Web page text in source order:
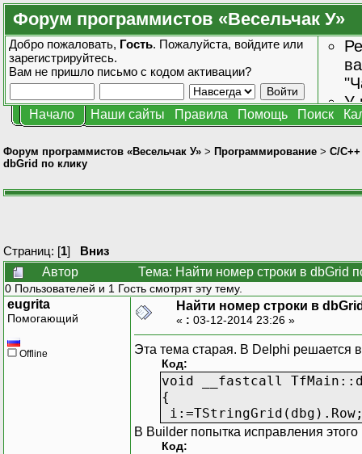
Форум программистов «Весельчак У»
Добро пожаловать, Гость. Пожалуйста, войдите или
зарегистрируйтесь.
Вам не пришло письмо с кодом активации?
У
Начало Наши сайты Правила Помощь Поиск
Форум программистов «Весельчак У» > Программирование > C/C++
dbGrid по клику
Страниц: [1] Вниз
Автор
Тема: Найти номер строки в dbGrid
0 Пользователей и 1 Гость смотрят эту тему.
eugrita
Помогающий
Offline
Найти номер строки в
« : 03-12-2014 23:26 »
Эта тема старая. В Delphi решается
Код:
void __fastcall
{
В Builder попытка исправления
Код: